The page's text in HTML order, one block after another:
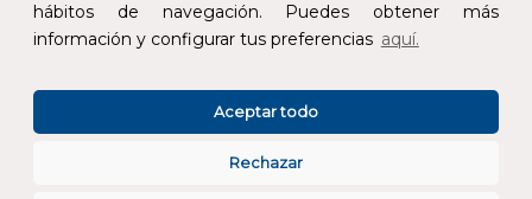
hábitos de navegación. Puedes obtener más
información y configurar tus preferencias aquí.
Rechazar
Aceptar todo